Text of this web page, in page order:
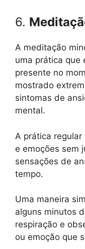
6.
A meditação
uma prática que
presente no
mostrado
sintomas de
mental.
A prática
e emoções sem
sensações de
tempo.
Uma maneira
alguns minutos
respiração e
ou emoção que